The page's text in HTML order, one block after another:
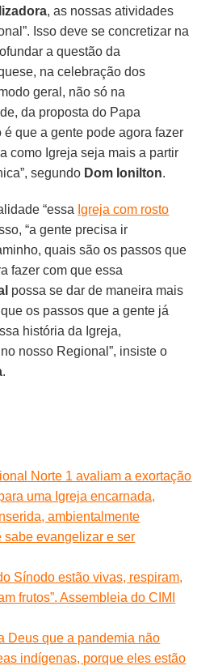
, as nossas atividades
Isso deve se concretizar na
a questão da
na celebração dos
geral, não só na
da proposta do Papa
é que a gente pode agora fazer
como Igreja seja mais a partir
segundo Dom Ionilton.
“essa Igreja com rosto
“a gente precisa ir
quais são os passos que
fazer com que essa
possa se dar de maneira mais
os passos que a gente já
história da Igreja,
nosso Regional”, insiste o
.
Norte 1 avaliam a exortação
uma Igreja encarnada,
ambientalmente
sabe evangelizar e ser
Sínodo estão vivas, respiram,
frutos”. Assembleia do CIMI
Deus que a pandemia não
indígenas, porque eles estão